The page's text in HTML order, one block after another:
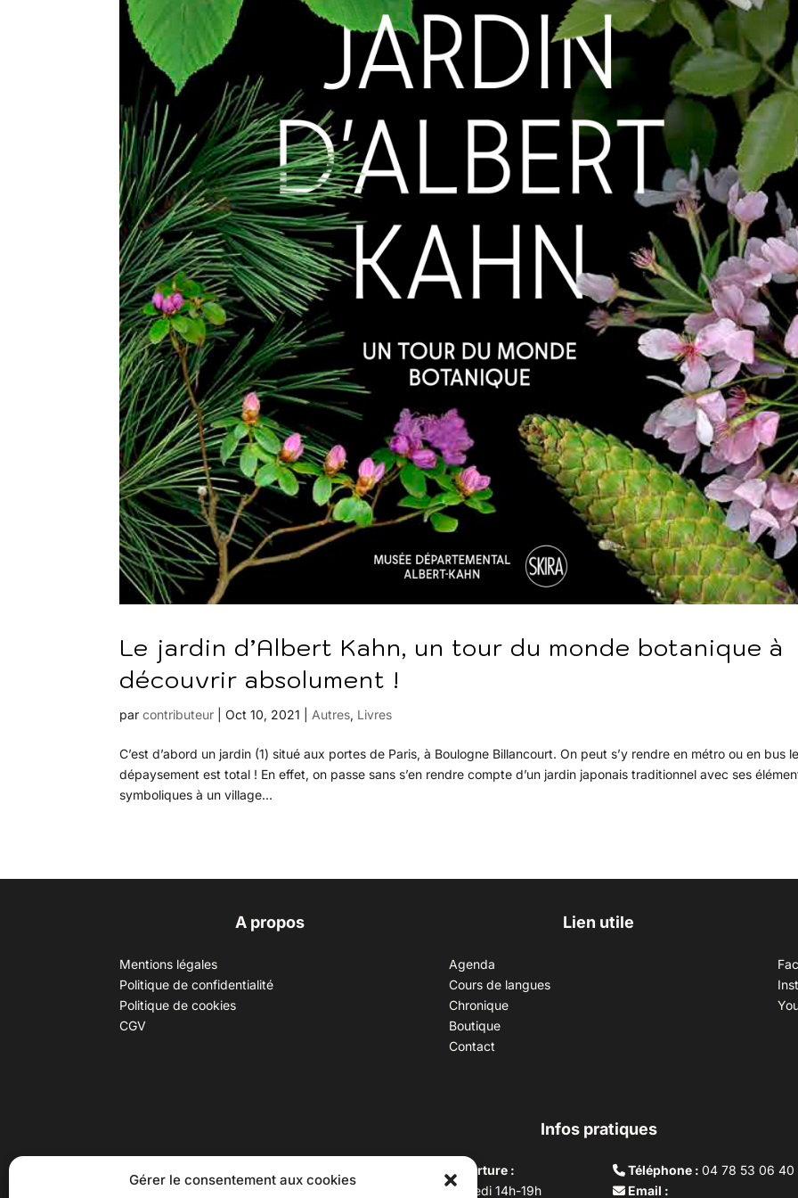
Gérer le consentement aux cookies
Le jardin d’Albert Kahn, un tour du monde botanique à
découvrir absolument !
parcontributeur |Oct 10, 2021 Autres, Livres
C’est d’abord un jardin (1) situé aux portes de Paris, à Boulogne Billancourt. On peut s’y rendre en métro ou en bus
dépaysement est total ! En effet, on passe sans s’en rendre compte d’un jardin japonais traditionnel avec ses
symboliques à un village...
A propos
Mentions légales
Politique de confidentialité
Politique de cookies
CGV
Lien utile
Agenda
Cours de langues
Chronique
Boutique
Contact
Infos pratiques
(adresse postale : 62 rue St
Horaires d’ouverture :
Du mardi au vendredi 14h-19h
Téléphone :04 78 53 06 40
Email :